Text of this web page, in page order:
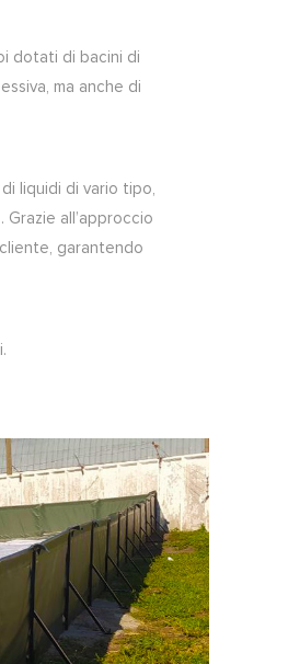
dotati di bacini di
ma anche di
liquidi di vario tipo,
all’approccio
garantendo